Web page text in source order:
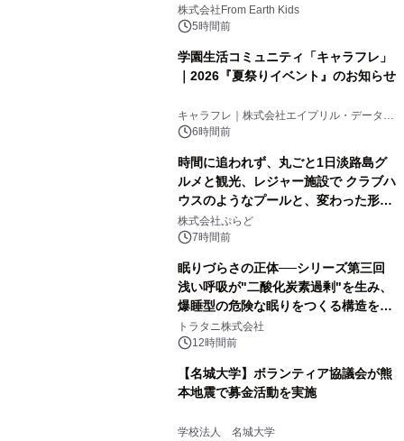
(日)開催
株式会社From Earth Kids
5時間前
学園生活コミュニティ「キャラフレ」
｜2026『夏祭りイベント』のお知らせ
キャラフレ｜株式会社エイプリル・データ・
デザインズ
6時間前
時間に追われず、丸ごと1日淡路島グ
ルメと観光、レジャー施設で クラブハ
ウスのようなプールと、変わった形の
サウナも 「THE BOXY AWAJI」のお
得な素泊まり連泊プランで
株式会社ぷらど
7時間前
眠りづらさの正体──シリーズ第三回
浅い呼吸が"二酸化炭素過剰"を生み、
爆睡型の危険な眠りをつくる構造を解
説
トラタニ株式会社
12時間前
【名城大学】ボランティア協議会が熊
本地震で募金活動を実施
学校法人 名城大学